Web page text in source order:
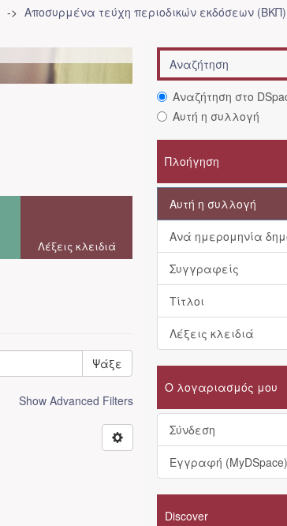
Αποσυρμένα τεύχη περιοδικών εκδόσεων (ΒΚΠ)
Λέξεις κλειδιά
Ψάξε
Show Advanced Filters
Αναζήτηση στο
Αυτή η συλλογή
Πλοήγηση
Αυτή η συλλογή
Ανά ημερομηνία
Συγγραφείς
Τίτλοι
Λέξεις κλειδιά
Ο λογαριασμός μου
Σύνδεση
Εγγραφή (MyDSpace)
Discover